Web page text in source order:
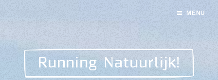
Running Natuurlijk!
MENU